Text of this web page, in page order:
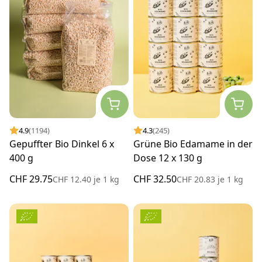
4.9(1194)
Gepuffter Bio Dinkel 6 x
400 g
CHF 29.75CHF 12.40 je 1 kg
4.3(245)
Grüne Bio Edamame in der
Dose 12 x 130 g
CHF 32.50CHF 20.83 je 1 kg